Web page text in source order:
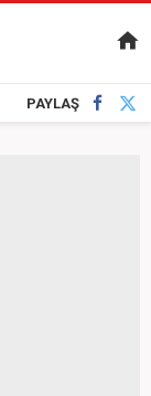
PAYLAŞ